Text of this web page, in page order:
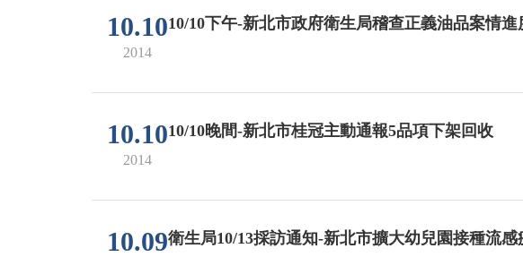
10.10
2014
10/10下午-新北市政府衛生局稽查正義油品案情進
10.10
2014
10/10晚間-新北市桂冠主動通報5品項下架回收
10.09衛生局10/13採訪通知-新北市擴大幼兒園接種流